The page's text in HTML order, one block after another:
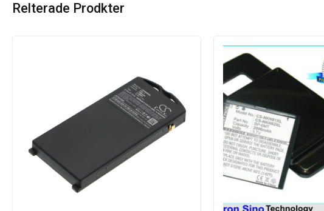
Relterade Prodkter